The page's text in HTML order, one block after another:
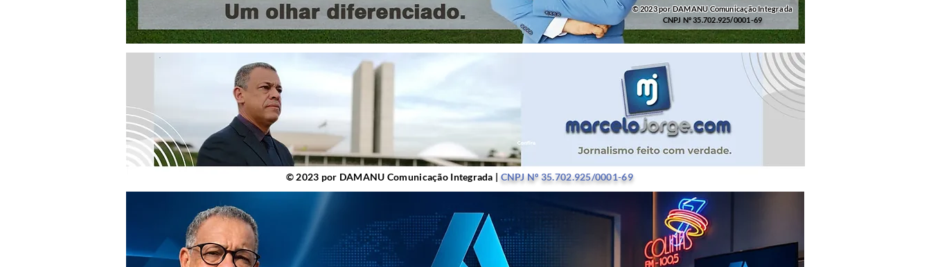
© 2023 por DAMANU Comunicação Integrada
CNPJ Nº 35.702.925/0001-69
© 2023 por DAMANU Comunicação Integrada | CNPJ Nº 35.702.925/0001-69
© 2023 por DAMANU Comunicação Integrada | CNPJ Nº 35.702.925/0001-69